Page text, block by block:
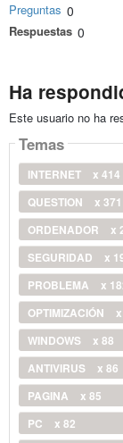
Preguntas 0
Respuestas 0
Ha
Este usuario no ha
Temas
INTERNET
x 414
QUESTION
x 371
ORDENADOR
x
SEGURIDAD
x
PROBLEMA
x
OPTIMIZACIÓN
WINDOWS
x 88
ANTIVIRUS
x 86
PAGINA
x 85
PC
x 82